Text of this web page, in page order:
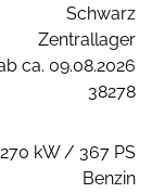
Schwarz
Zentrallager
ca. 09.08.2026
38278
270 kW / 367 PS
Benzin